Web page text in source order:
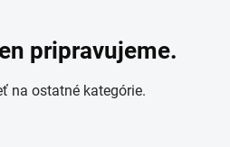
pripravujeme.
na ostatné kategórie.